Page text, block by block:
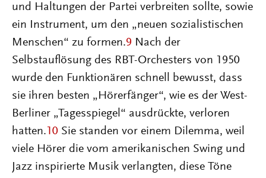
und Haltungen der Partei verbreiten sollte, sowie
ein Instrument, um den „neuen sozialistischen
Menschen“ zu formen.9 Nach der
Selbstauflösung des RBT-Orchesters von 1950
wurde den Funktionären schnell bewusst, dass
sie ihren besten „Hörerfänger“, wie es der West-
Berliner „Tagesspiegel“ ausdrückte, verloren
hatten. 10 Sie standen vor einem Dilemma, weil
viele Hörer die vom amerikanischen Swing und
Jazz inspirierte Musik verlangten, diese Töne